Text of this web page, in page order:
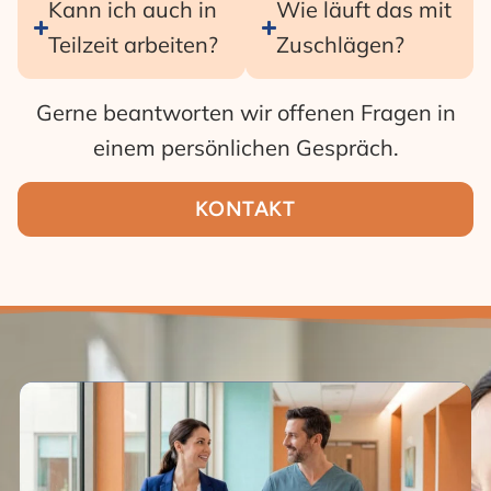
Kann ich auch in
Teilzeit arbeiten?
Wie läuft das mit
Zuschlägen?
Gerne beantworten wir offenen Fragen in
einem persönlichen Gespräch.
KONTAKT